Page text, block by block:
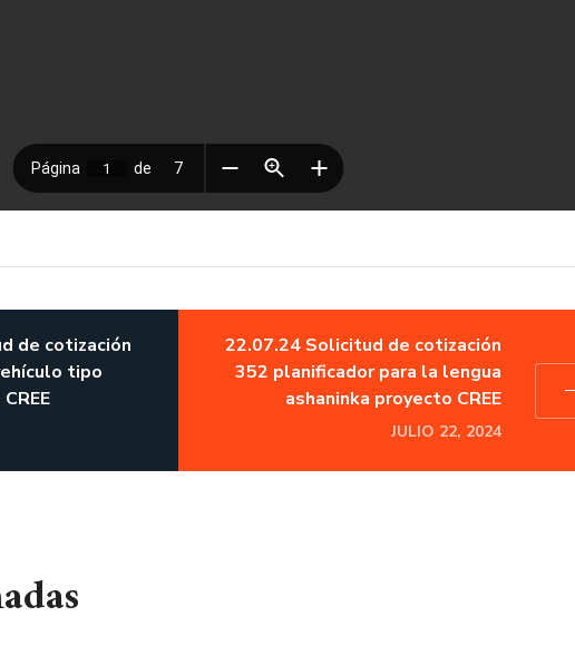
de cotización
tipo
22.07.24 Solicitud de cotización
352 planificador para la lengua
ashaninka proyecto CREE
JULIO 22, 2024